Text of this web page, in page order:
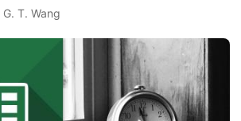
G. T. Wang